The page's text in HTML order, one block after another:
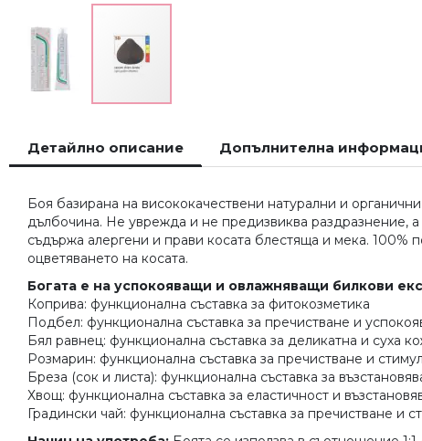
началото
на
със
снимки
Детайлно описание
Боя базирана на висококачествени натурални и
дълбочина. Не уврежда и не предизвиква раздразнение, а
съдържа алергени и прави косата блестяща и мека. 100%
оцветяването на косата.
Богата е на успокояващи и овлажняващи билкови
Коприва: функционална съставка за фитокозметика
Подбел: функционална съставка за пречистване и
Бял равнец: функционална съставка за деликатна и суха
Розмарин: функционална съставка за пречистване и
Бреза (сок и листа): функционална съставка за
Хвощ: функционална съставка за еластичност и
Градински чай: функционална съставка за пречистване и
Допълнителна